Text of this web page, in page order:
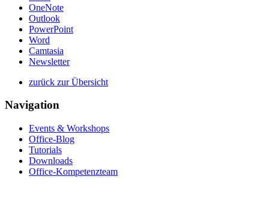
OneNote
Outlook
PowerPoint
Word
Camtasia
Newsletter
zurück zur Übersicht
Navigation
Events & Workshops
Office-Blog
Tutorials
Downloads
Office-Kompetenzteam